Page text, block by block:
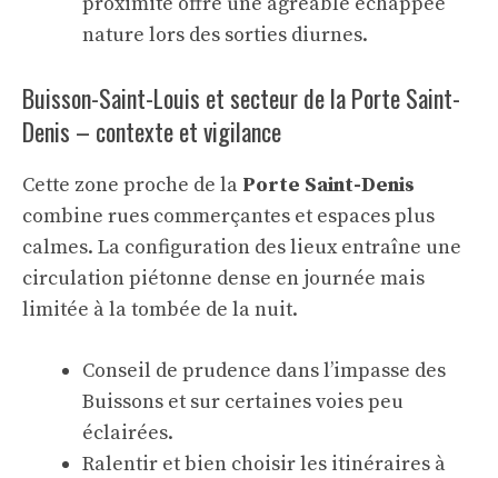
nature lors des sorties diurnes.
Buisson-Saint-Louis et secteur de la Porte Saint-
Denis – contexte et vigilance
Cette zone proche de la Porte Saint-Denis
combine rues commerçantes et espaces plus
calmes. La configuration des lieux entraîne une
circulation piétonne dense en journée mais
limitée à la tombée de la nuit.
Conseil de prudence dans l’impasse des
Buissons et sur certaines voies peu
éclairées.
Ralentir et bien choisir les itinéraires à